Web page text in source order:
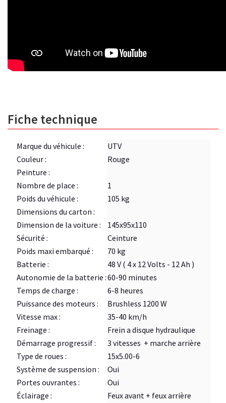
Fiche technique
Marque du véhicule :
UTV
Couleur :
Rouge
Peinture :
Nombre de place :
1
Poids du véhicule :
105 kg
Dimensions du carton :
Dimension de la voiture :
145x95x110
Sécurité :
Ceinture
Poids maxi embarqué :
70 kg
Batterie :
48 V ( 4 x 12 Volts - 12 Ah )
Autonomie de la batterie :60-90 minutes
Temps de charge :
6-8 heures
Puissance des moteurs :
Brushless 1200 W
Vitesse max :
35-40 km/h
Freinage :
Frein a disque hydraulique
Démarrage progressif :
3 vitesses + marche arrière
Type de roues :
15x5.00-6
Système de suspension :
Oui
Portes ouvrantes :
Oui
Éclairage :
Feux avant + feux arrière